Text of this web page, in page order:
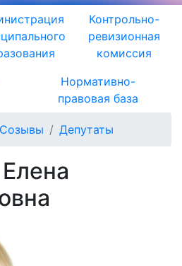
Контрольно-
ревизионная
комиссия
Нормативно-
правовая база
Созывы Депутаты